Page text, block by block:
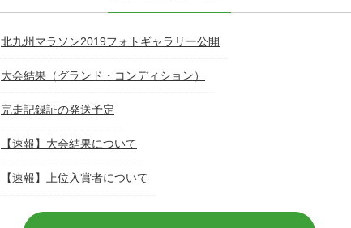
北九州マラソン2019フォトギャラリー公開
大会結果（グランド・コンディション）
完走記録証の発送予定
【速報】大会結果について
【速報】上位入賞者について